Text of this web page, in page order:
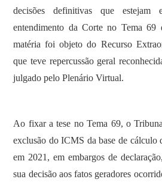
decisões definitivas que estejam
entendimento da Corte no Tema 69
matéria foi objeto do Recurso
que teve repercussão geral
julgado pelo Plenário Virtual.
Ao fixar a tese no Tema 69, o
exclusão do ICMS da base de cálculo
em 2021, em embargos de
sua decisão aos fatos geradores